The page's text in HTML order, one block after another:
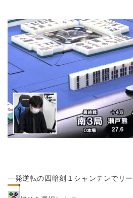
一発逆転の四暗刻１シャンテンでリ